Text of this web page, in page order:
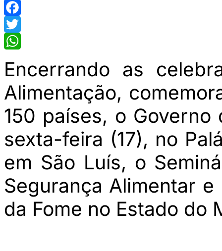
Facebook
Twitter
Encerrando as
Alimentação,
150 países, o
sexta-feira (17), no
em São Luís, o
Segurança Alimentar
da Fome no Estado do